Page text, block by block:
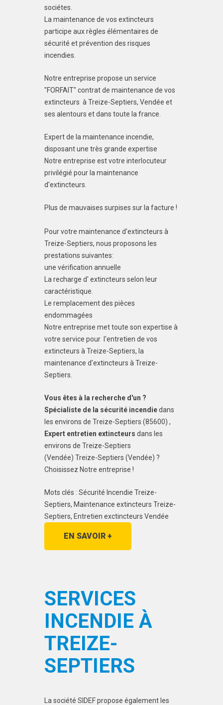
sociétes.
La maintenance de vos extincteurs
participe aux règles élémentaires de
sécurité et prévention des risques
incendies.
Notre entreprise propose un service
"FORFAIT" contrat de maintenance de vos
extincteurs à Treize-Septiers, Vendée et
ses alentours et dans toute la france.
Expert de la maintenance incendie,
disposant une très grande expertise
Notre entreprise est votre interlocuteur
privilégié pour la maintenance
d'extincteurs.
Plus de mauvaises surpises sur la facture !
Pour votre maintenance d'extincteurs à
Treize-Septiers, nous proposons les
prestations suivantes:
une vérification annuelle
La recharge d' extincteurs selon leur
caractéristique.
Le remplacement des pièces
endommagées
Notre entreprise met toute son expertise à
votre service pour l'entretien de vos
extincteurs à Treize-Septiers, la
maintenance d'extincteurs à Treize-
Septiers.
Vous êtes à la recherche d'un ?
Spécialiste de la sécurité incendiedans
les environs de Treize-Septiers (85600) ,
Expert entretien extincteurs dans les
environs de Treize-Septiers
(Vendée) Treize-Septiers (Vendée) ?
Choisissez Notre entreprise !
Mots clés : Sécurité Incendie Treize-
Septiers, Maintenance extincteurs Treize-
Septiers, Entretien exctincteurs Vendée
EN SAVOIR +
SERVICES
INCENDIE À
TREIZE-
SEPTIERS
La société SIDEF propose également les